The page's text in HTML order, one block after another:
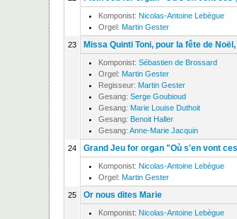
Komponist: Nicolas-Antoine Lebègue
Orgel: Martin Gester
23 Missa Quinti Toni, pour la fête de
Komponist: Sébastien de Brossard
Orgel: Martin Gester
Regisseur: Martin Gester
Gesang: Serge Goubioud
Gesang: Marie Louise Duthoit
Gesang: Benoit Haller
Gesang: Anne-Marie Jacquin
24 Grand Jeu for organ "Où s'en vont
Komponist: Nicolas-Antoine Lebègue
Orgel: Martin Gester
25 Or nous dites Marie
Komponist: Nicolas-Antoine Lebègue